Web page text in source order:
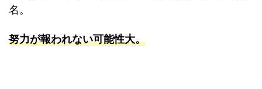
名。
努力が報われない可能性大。